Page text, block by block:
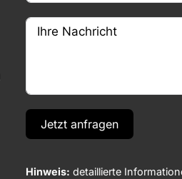
Jetzt anfragen
Hinweis: detaillierte